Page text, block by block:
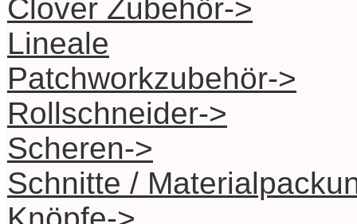
Clover Zubehör->
Lineale
Patchworkzubehör->
Rollschneider->
Scheren->
Schnitte /